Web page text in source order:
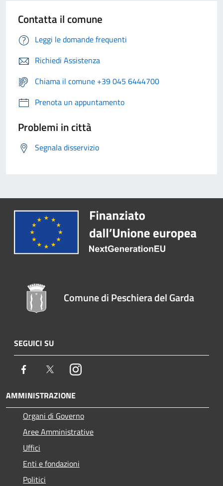
Contatta il comune
Leggi le domande frequenti
Richiedi Assistenza
Chiama il comune +39 045 6444700
Prenota un appuntamento
Problemi in città
Segnala disservizio
Comune di Peschiera del Garda
SEGUICI SU
Facebook TwitterInstagram
AMMINISTRAZIONE
Organi di Governo
Aree Amministrative
Uffici
Enti e fondazioni
Politici